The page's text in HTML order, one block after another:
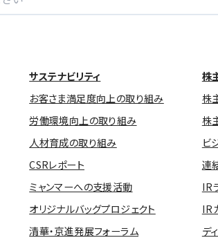
サステナビリティ
お客さま満足度向上の取り組み
労働環境向上の取り組み
人材育成の取り組み
CSRレポート
ミャンマーへの支援活動
オリジナルバッグプロジェクト
清華・京進発展フォーラム
株
株
株
ビ
連
IR
IR
デ